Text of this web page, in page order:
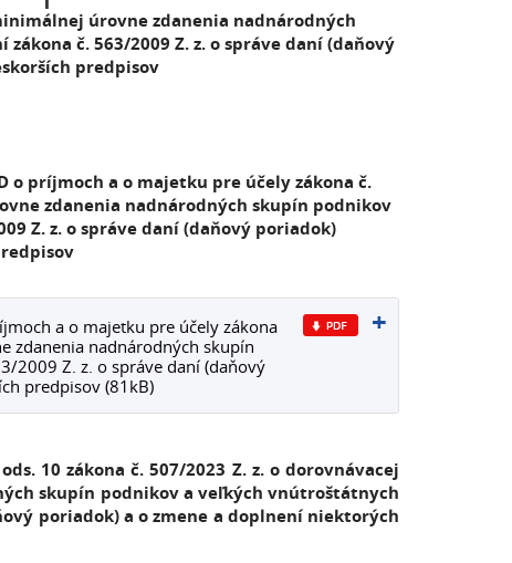
úrovne zdanenia nadnárodných
č. 563/2009 Z. z. o správe daní (daňový
predpisov
o príjmoch a o majetku pre účely zákona č.
zdanenia nadnárodných skupín podnikov
Z. z. o správe daní (daňový poriadok)
a o majetku pre účely zákona
zdanenia nadnárodných skupín
2009 Z. z. o správe daní (daňový
predpisov (81kB)
10 zákonač. 507/2023 Z. z. o dorovnávacej
skupín podnikov a veľkých vnútroštátnych
poriadok) a o zmene a doplnení niektorých